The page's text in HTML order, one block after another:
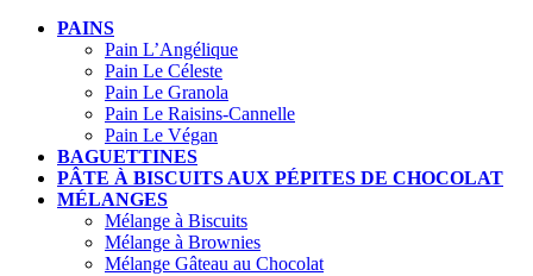
PAINS
Pain L’Angélique
Pain Le Céleste
Pain Le Granola
Pain Le Raisins-Cannelle
Pain Le Végan
BAGUETTINES
PÂTE À BISCUITS AUX PÉPITES DE CHOCOLAT
MÉLANGES
Mélange à Biscuits
Mélange à Brownies
Mélange Gâteau au Chocolat